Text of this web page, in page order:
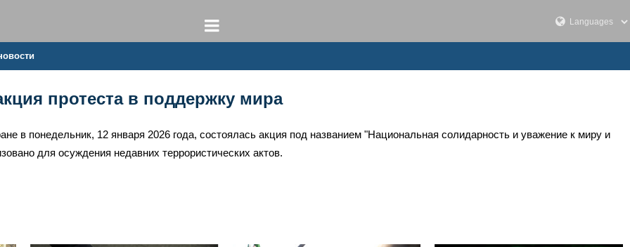
протеста в поддержку мира
в понедельник, 12 января 2026 года, состоялась акция под названием "Национальная солидарность и уважение к миру и
для осуждения недавних террористических актов.